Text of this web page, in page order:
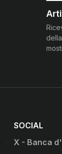
SOCIAL
X - Banca
, apre sito